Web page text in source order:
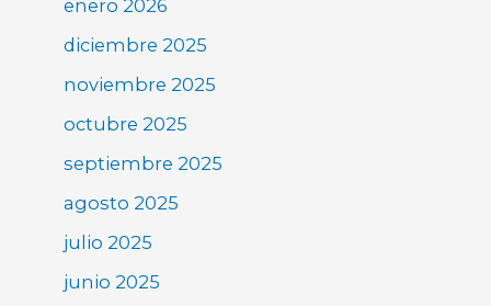
enero 2026
diciembre 2025
noviembre 2025
octubre 2025
septiembre 2025
agosto 2025
julio 2025
junio 2025